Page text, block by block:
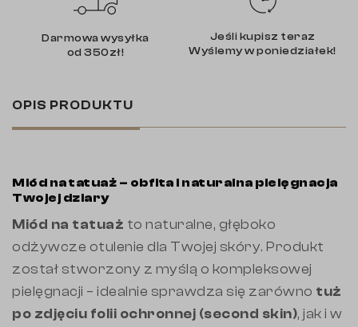
Darmowa wysyłka
od 350zł!
Jeśli kupisz teraz
Wyślemy w poniedziałek!
OPIS PRODUKTU
Miód na tatuaż – obfita i naturalna pielęgnacja
Twojej dziary
Miód na tatuaż to naturalne, głęboko
odżywcze otulenie dla Twojej skóry. Produkt
został stworzony z myślą o kompleksowej
pielęgnacji – idealnie sprawdza się zarówno tuż
po zdjęciu folii ochronnej (second skin), jak i w